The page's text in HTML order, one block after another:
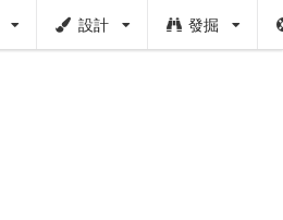
設計 發掘